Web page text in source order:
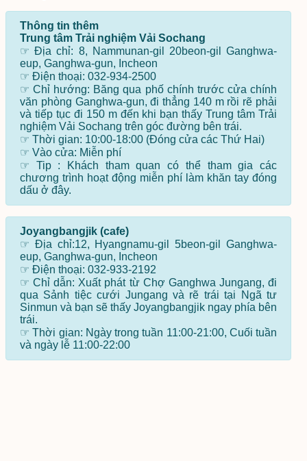
Thông tin thêm
Trung tâm Trải nghiệm Vải Sochang
☞ Địa chỉ: 8, Nammunan-gil 20beon-gil Ganghwa-
eup, Ganghwa-gun, Incheon
☞ Điện thoại: 032-934-2500
☞ Chỉ hướng: Băng qua phố chính trước cửa chính
văn phòng Ganghwa-gun, đi thẳng 140 m rồi rẽ phải
và tiếp tục đi 150 m đến khi bạn thấy Trung tâm Trải
nghiệm Vải Sochang trên góc đường bên trái.
☞ Thời gian: 10:00-18:00 (Đóng cửa các Thứ Hai)
☞ Vào cửa: Miễn phí
☞ Tip : Khách tham quan có thể tham gia các
chương trình hoạt động miễn phí làm khăn tay đóng
dấu ở đây.
Joyangbangjik (cafe)
☞ Địa chỉ:12, Hyangnamu-gil 5beon-gil Ganghwa-
eup, Ganghwa-gun, Incheon
☞ Điện thoại: 032-933-2192
☞ Chỉ dẫn: Xuất phát từ Chợ Ganghwa Jungang, đi
qua Sảnh tiệc cưới Jungang và rẽ trái tại Ngã tư
Sinmun và bạn sẽ thấy Joyangbangjik ngay phía bên
trái.
☞ Thời gian: Ngày trong tuần 11:00-21:00, Cuối tuần
và ngày lễ 11:00-22:00